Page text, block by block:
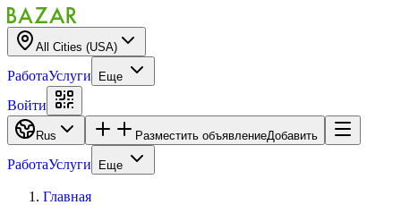
All Cities (USA)
РаботаУслуги Еще
Войти
Rus Разместить объявлениеДобавить
РаботаУслуги Еще
Главная